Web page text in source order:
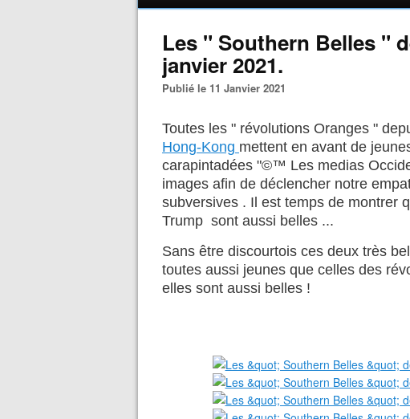
Les " Southern Belles "
janvier 2021.
Publié le 11 Janvier 2021
Toutes les " révolutions Oranges "
Hong-Kong mettent en avant de
carapintadées "©™ Les medias
images afin de déclencher notre
subversives . Il est temps de montrer
Trump sont aussi belles ...
Sans être discourtois ces deux très
toutes aussi jeunes que celles des
elles sont aussi belles !